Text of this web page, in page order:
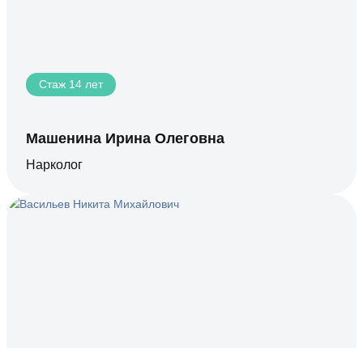
Стаж 14 лет
Машенина Ирина Олеговна
Нарколог